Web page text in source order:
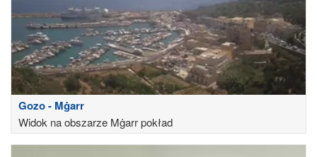
Gozo - Mġarr
Widok na obszarze Mġarr pokład